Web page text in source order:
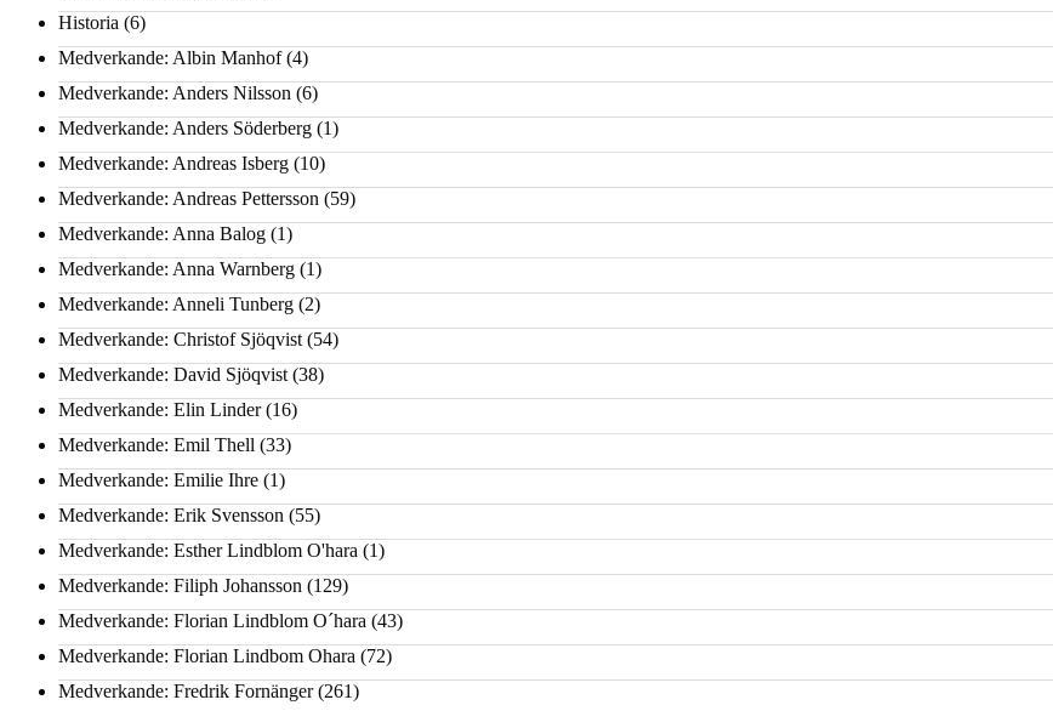
Historia (6)
Medverkande: Albin Manhof(4)
Medverkande: Anders Nilsson (6)
Medverkande: Anders Söderberg (1)
Medverkande: Andreas Isberg (10)
Medverkande: Andreas Pettersson (59)
Medverkande: Anna Balog (1)
Medverkande: Anna Warnberg (1)
Medverkande: Anneli Tunberg (2)
Medverkande: Christof Sjöqvist (54)
Medverkande: David Sjöqvist (38)
Medverkande: Elin Linder(16)
Medverkande: Emil Thell (33)
Medverkande: Emilie Ihre (1)
Medverkande: Erik Svensson (55)
Medverkande: Esther Lindblom O'hara (1)
Medverkande: Filiph Johansson (129)
Medverkande: Florian Lindblom O´hara (43)
Medverkande: Florian Lindbom Ohara (72)
Medverkande: Fredrik Fornänger(261)